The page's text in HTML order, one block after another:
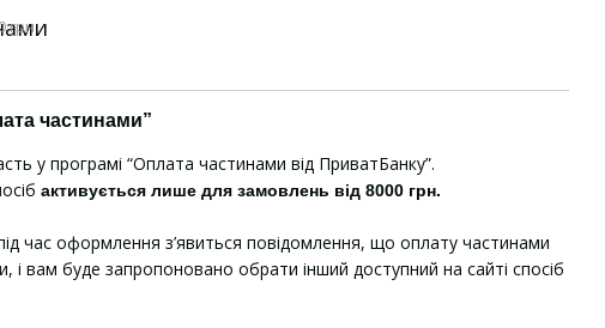
грн
частинами”
у програмі “Оплата частинами від ПриватБанку”.
активується лише для замовлень від 8000 грн.
час оформлення з’явиться повідомлення, що оплату частинами
вам буде запропоновано обрати інший доступний на сайті спосіб